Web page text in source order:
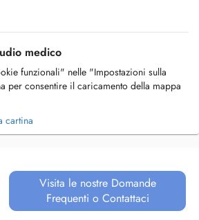
medico
funzionali" nelle "Impostazioni sulla
per consentire il caricamento della mappa
cartina
Visita le nostre Domande
Frequenti o Contattaci